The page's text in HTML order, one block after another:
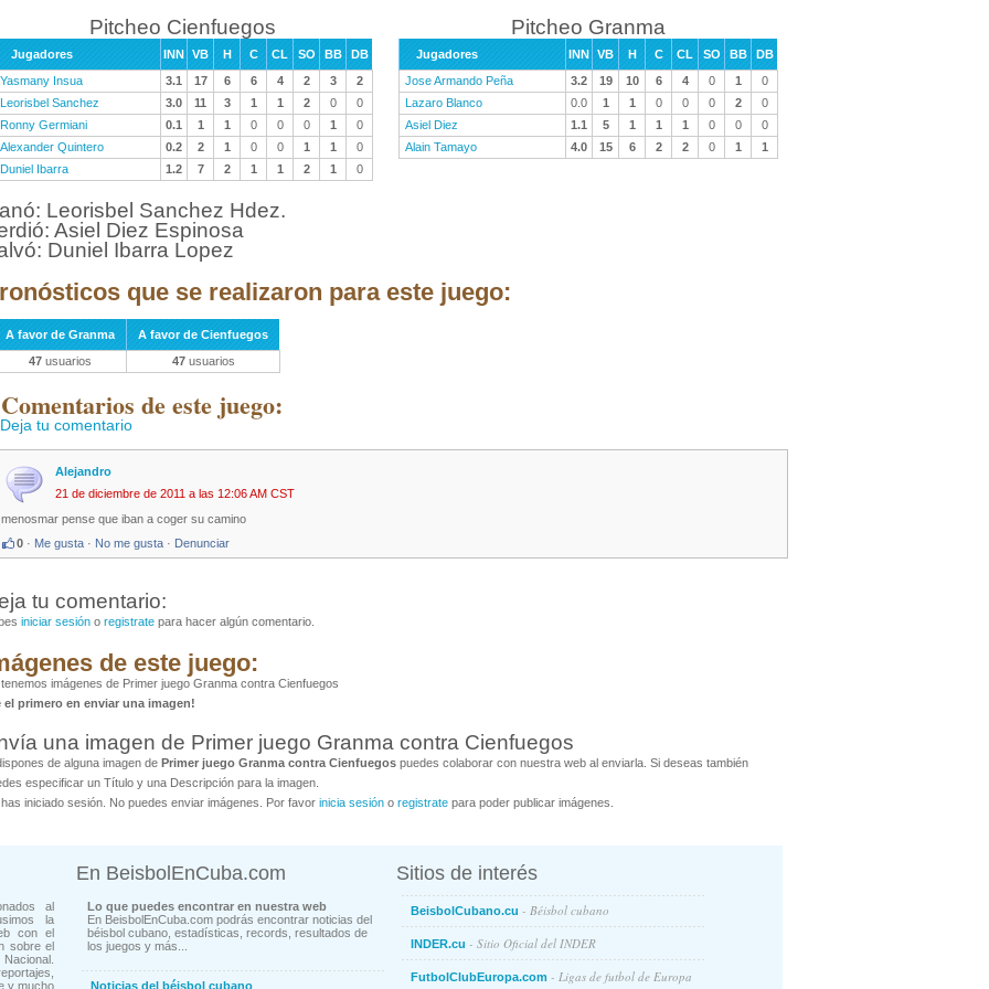
Pitcheo Cienfuegos
Jugadores INN VB H C CL SO BB
DB
Yasmany Insua
3.1 17 6 6 4 2 3
2
Leorisbel Sanchez
3.0 11 3 1 1 2 0
0
Ronny Germiani
0.1 1 1 0 0 0 1
0
Alexander Quintero
0.2 2 1 0 0 1 1
0
Duniel Ibarra
1.2 7 2 1 1 2 1 0
Pitcheo Granma
Jugadores INN VB H C CL SO BB
DB
Jose Armando Peña
3.2 19 10 6 4 0 1
0
Lazaro Blanco
0.0 1 1 0 0 0 2
0
Asiel Diez
1.1 5 1 1 1 0 0
0
Alain Tamayo
4.0 15 6 2 2 0 1 1
Leorisbel Sanchez Hdez.
Asiel Diez Espinosa
Duniel Ibarra Lopez
que se realizaron para este juego:
A favor de Granma
A favor de Cienfuegos
47 usuarios 47usuarios
de este juego:
Deja tu comentario
Alejandro
21 de diciembre de 2011 a las 12:06 AM CST
menosmar pense que iban a coger su camino
0 · Me gusta · No me gusta · Denunciar
tu comentario:
iniciar sesión o registrate para hacer algún comentario.
de este juego:
tenemos imágenes de Primer juego Granma contra Cienfuegos
el primero en enviar una imagen!
una imagen de Primer juego Granma contra Cienfuegos
de alguna imagen de Primer juego Granma contra Cienfuegos puedes colaborar con nuestra web al enviarla. Si deseas también
especificar un Título y una Descripción para la imagen.
has iniciado sesión. No puedes enviar imágenes. Por favor inicia sesión o registrate para poder publicar imágenes.
al
la
con el
sobre el
y mucho
En BeisbolEnCuba.com
Lo que puedes encontrar en nuestra web
En BeisbolEnCuba.com podrás encontrar noticias del
béisbol cubano, estadísticas, records, resultados de
los juegos y más...
Noticias del béisbol cubano
Sitios de interés
BeisbolCubano.cu - Béisbol cubano
INDER.cu - Sitio Oficial del INDER
FutbolClubEuropa.com - Ligas de futbol de Europa